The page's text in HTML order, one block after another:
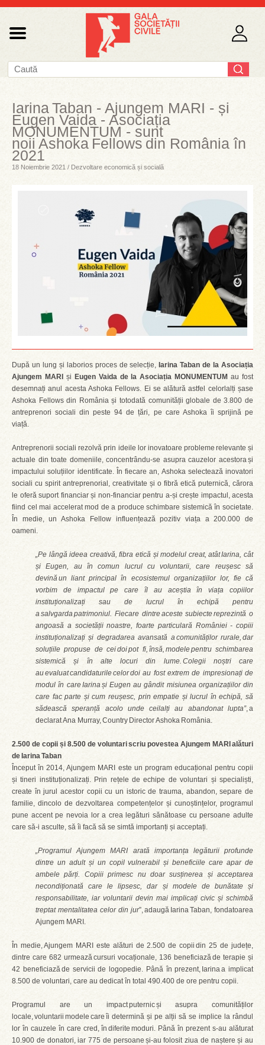
Iarina Taban - Ajungem MARI - și
Eugen Vaida - Asociația
MONUMENTUM - sunt
noii Ashoka Fellows din România în
2021
18 Noiembrie 2021 / Dezvoltare economică și socială
După un lung și laborios proces de selecție, Iarina Taban de la Asociația
Ajungem MARI și Eugen Vaida de la Asociația MONUMENTUM au fost
desemnați anul acesta Ashoka Fellows. Ei se alătură astfel celorlalți șase
Ashoka Fellows din România și totodată comunității globale de 3.800 de
antreprenori sociali din peste 94 de țări, pe care Ashoka îi sprijină pe
viață.
Antreprenorii sociali rezolvă prin ideile lor inovatoare probleme relevante și
actuale din toate domeniile, concentrându-se asupra cauzelor acestora și
impactului soluțiilor identificate. În fiecare an, Ashoka selectează inovatori
sociali cu spirit antreprenorial, creativitate și o fibră etică puternică, cărora
le oferă suport financiar și non-financiar pentru a-și crește impactul, acesta
fiind cel mai accelerat mod de a produce schimbare sistemică în societate.
În medie, un Ashoka Fellow influențează pozitiv viața a 200.000 de
oameni.
„Pe lângă ideea creativă, fibra etică și modelul creat, atât Iarina, cât
și Eugen, au în comun lucrul cu voluntarii, care reușesc să
devină un liant principal în ecosistemul organizațiilor lor, fie că
vorbim de impactul pe care îl au aceștia în viața copiilor
instituționalizați sau de lucrul în echipă pentru
a salvgarda patrimoniul. Fiecare dintre aceste subiecte reprezintă o
angoasă a societății noastre, foarte particulară României - copiii
instituționalizați și degradarea avansată a comunităților rurale, dar
soluțiile propuse de cei doi pot fi, însă, modele pentru schimbarea
sistemică și în alte locuri din lume. Colegii noștri care
au evaluat candidaturile celor doi au fost extrem de impresionați de
modul în care Iarina și Eugen au gândit misiunea organizațiilor din
care fac parte și cum reușesc, prin empatie și lucrul în echipă, să
sădească speranță acolo unde ceilalți au abandonat lupta”, a
declarat Ana Murray, Country Director Ashoka România.
2.500 de copii și 8.500 de voluntari scriu povestea Ajungem MARI alături
de Iarina Taban
Început în 2014, Ajungem MARI este un program educațional pentru copii
și tineri instituționalizați. Prin rețele de echipe de voluntari și specialiști,
create în jurul acestor copii cu un istoric de trauma, abandon, separe de
familie, dincolo de dezvoltarea competențelor și cunoștințelor, programul
pune accent pe nevoia lor a crea legături sănătoase cu persoane adulte
care să-i asculte, să îi facă să se simtă importanți și acceptați.
„Programul Ajungem MARI arată importanța legăturii profunde
dintre un adult și un copil vulnerabil și beneficiile care apar de
ambele părți. Copiii primesc nu doar susținerea și acceptarea
necondiționată care le lipsesc, dar și modele de bunătate și
responsabilitate, iar voluntarii devin mai implicați civic și schimbă
treptat mentalitatea celor din jur”, adaugă Iarina Taban, fondatoarea
Ajungem MARI.
În medie, Ajungem MARI este alături de 2.500 de copii din 25 de județe,
dintre care 682 urmează cursuri vocaționale, 136 beneficiază de terapie și
42 beneficiază de servicii de logopedie. Până în prezent, Iarina a implicat
8.500 de voluntari, care au dedicat în total 490.400 de ore pentru copii.
Programul are un impact puternic și asupra comunităților
locale, voluntarii modele care îi determină și pe alții să se implice la rândul
lor în cauzele în care cred, în diferite moduri. Până în prezent s-au alăturat
10.900 de donatori, iar 775 de persoane și-au folosit ziua de naștere și au